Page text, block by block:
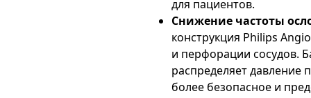
для пациентов.
Снижение частоты
конструкция Philips
и перфорации сосудов.
распределяет давление
более безопасное и